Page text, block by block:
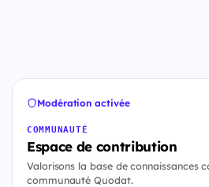
Modération activée
COMMUNAUTÉ
Espace de contribution
Valorisons la base de connaissances
communauté Quodat.